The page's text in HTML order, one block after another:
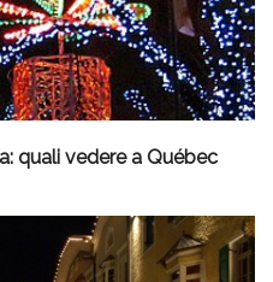
quali vedere a Québec